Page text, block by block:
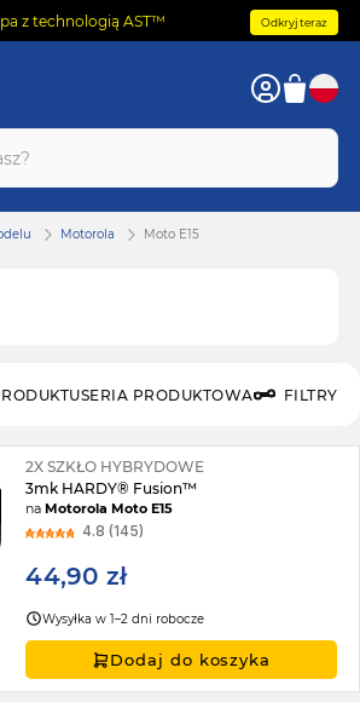
z technologią AST™ Odkryj teraz
Motorola Moto E15
SERIA PRODUKTOWA FILTRY
2X SZKŁO HYBRYDOWE
3mk HARDY® Fusion™
naMotorola Moto E15
4.8 (145)
44,90 zł
Wysyłka w 1–2 dni robocze
Dodaj do koszyka